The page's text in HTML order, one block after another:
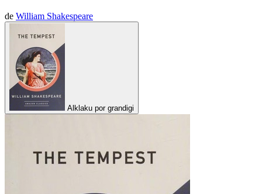
de William Shakespeare
Alklaku por grandigi